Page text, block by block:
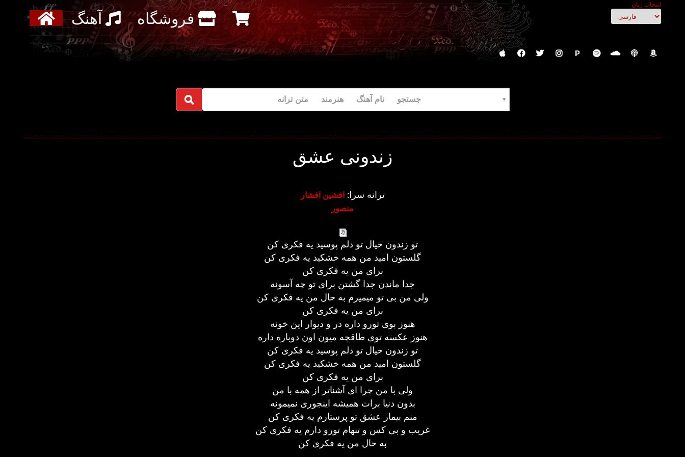
انتخاب زبان
آهنگ فروشگاه
P
جستجو نام آهنگ هنرمند متن ترانه
زندونی عشق
ترانه سرا:افشین افشار
منصور
تو زندون خیال تو دلم پوسید یه فکری کن
گلستون امید من همه خشکید یه فکری کن
برای من یه فکری کن
جدا ماندن جدا گشتن برای تو چه آسونه
ولی من بی تو میمیرم به حال من یه فکری کن
برای من یه فکری کن
هنوز بوی تورو داره در و دیوار این خونه
هنوز عکسه توی طاقچه میون اون دوباره داره
تو زندون خیال تو دلم پوسید یه فکری کن
گلستون امید من همه خشکید یه فکری کن
برای من یه فکری کن
ولی با من چرا ای آشناتر از همه با من
بدون دنیا برات همیشه اینجوری نمیمونه
منم بیمار عشق تو پرستارم یه فکری کن
غریب و بی کس و تنهام تورو دارم یه فکری کن
به حال من یه فکری کن